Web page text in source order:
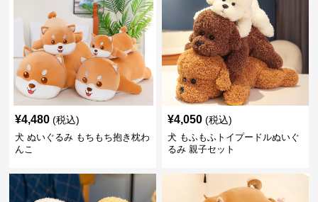
¥4,480 (税込)
犬 ぬいぐるみ もちもち抱き枕わ
んこ
¥4,050 (税込)
犬 もふもふトイプードルぬいぐ
るみ 親子セット